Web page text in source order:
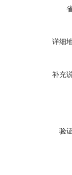
详细
补充
验